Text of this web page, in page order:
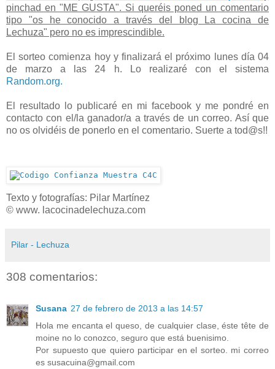
pinchad en "ME GUSTA". Si queréis poned un comentario
tipo "os he conocido a través del blog La cocina de
Lechuza" pero no es imprescindible.
El sorteo comienza hoy y finalizará el próximo lunes día 04
de marzo a las 24 h. Lo realizaré con el sistema
Random.org.
El resultado lo publicaré en mi facebook y me pondré en
contacto con el/la ganador/a a través de un correo. Así que
no os olvidéis de ponerlo en el comentario. Suerte a tod@s!!
Texto y fotografías: Pilar Martínez
© www. lacocinadelechuza.com
Pilar - Lechuza
308 comentarios:
Susana 27 de febrero de 2013 a las 14:57
Hola me encanta el queso, de cualquier clase, éste tête de
moine no lo conozco, seguro que está buenisimo.
Por supuesto que quiero participar en el sorteo. mi correo
es susacuina@gmail.com